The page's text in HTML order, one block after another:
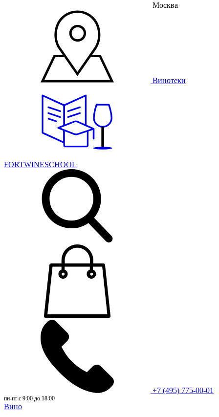
Москва
Винотеки
FORTWINESCHOOL
+7 (495) 775-00-01
пн-пт с 9:00 до 18:00
Вино